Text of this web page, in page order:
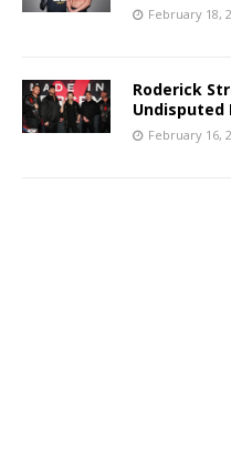
February 18,
Roderick
Undisputed
February 16,